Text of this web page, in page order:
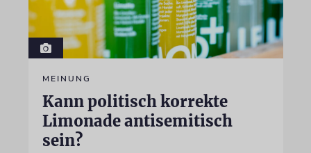
MEINUNG
Kann politisch korrekte
Limonade antisemitisch
sein?